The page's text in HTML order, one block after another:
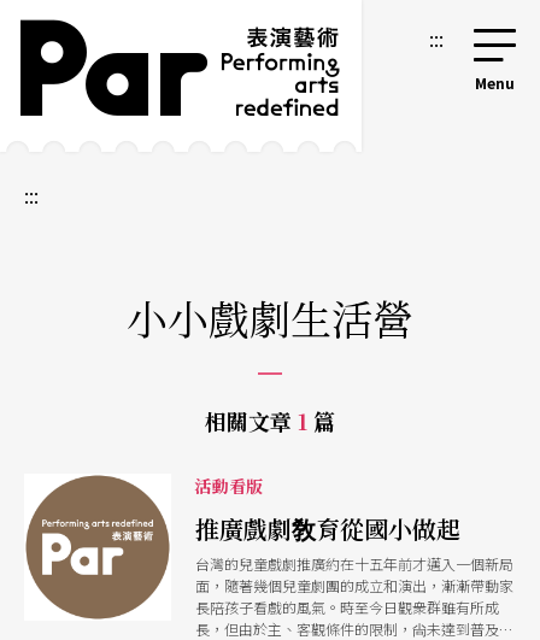
跳到主要內容區塊
網站導覽 :::
:::
小小戲劇生活營
相關文章 1 篇
活動看版
推廣戲劇敎育從國小做起
台灣的兒童戲劇推廣約在十五年前才邁入一個新局
面，隨著幾個兒童劇團的成立和演出，漸漸帶動家
長陪孩子看戲的風氣。時至今日觀衆群雖有所成
長，但由於主、客觀條件的限制，尙未達到普及的